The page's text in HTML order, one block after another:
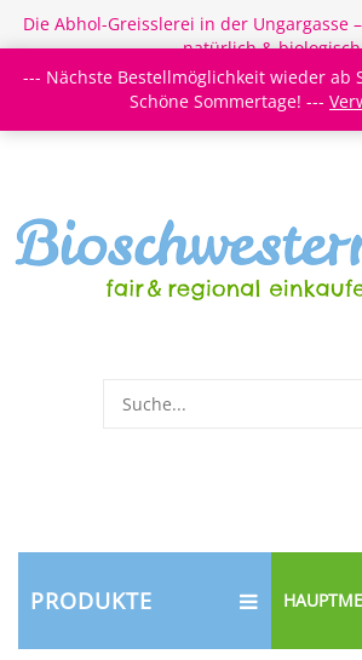
Die Abhol-Greisslerei in der Ungargasse
natürlich & biologisch
Login/Register Newsletter
PRODUKTE
--- Nächste Bestellmöglichkeit wieder ab
Schöne Sommertage! ---